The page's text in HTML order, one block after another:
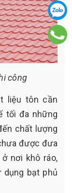
công
liệu tôn cần
tối đa những
chất lượng
được đưa
nơi khô ráo,
dụng bạt phủ